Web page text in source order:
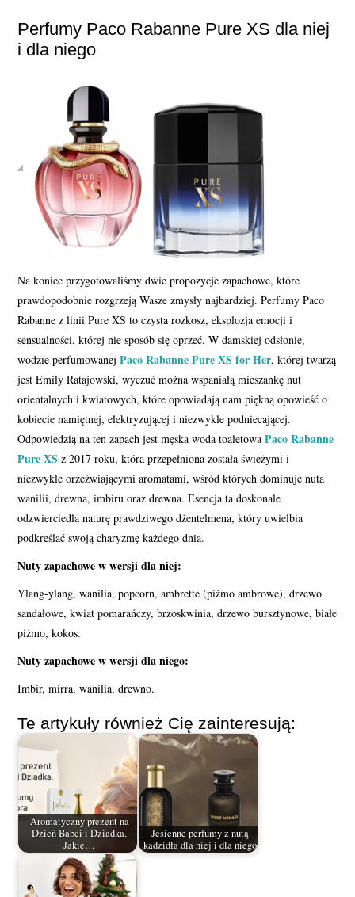
Perfumy Paco Rabanne Pure XS dla niej
i dla niego
Na koniec przygotowaliśmy dwie propozycje zapachowe, które
prawdopodobnie rozgrzeją Wasze zmysły najbardziej. Perfumy Paco
Rabanne z linii Pure XS to czysta rozkosz, eksplozja emocji i
sensualności, której nie sposób się oprzeć. W damskiej odsłonie,
wodzie perfumowanejPaco Rabanne Pure XS for Her, której twarzą
jest Emily Ratajowski, wyczuć można wspaniałą mieszankę nut
orientalnych i kwiatowych, które opowiadają nam piękną opowieść o
kobiecie namiętnej, elektryzującej i niezwykle podniecającej.
Odpowiedzią na ten zapach jest męska woda toaletowaPaco Rabanne
Pure XS z 2017 roku, która przepełniona została świeżymi i
niezwykle orzeźwiającymi aromatami, wśród których dominuje nuta
wanilii, drewna, imbiru oraz drewna. Esencja ta doskonale
odzwierciedla naturę prawdziwego dżentelmena, który uwielbia
podkreślać swoją charyzmę każdego dnia.
Nuty zapachowe w wersji dla niej:
Ylang-ylang, wanilia, popcorn, ambrette (piżmo ambrowe), drzewo
sandałowe, kwiat pomarańczy, brzoskwinia, drzewo bursztynowe, białe
piżmo, kokos.
Nuty zapachowe w wersji dla niego:
Imbir, mirra, wanilia, drewno.
Te artykuły również Cię zainteresują:
Aromatyczny prezent na
Dzień Babci i Dziadka.
Jakie…
Jesienne perfumy z nutą
kadzidła dla niej i dla niego